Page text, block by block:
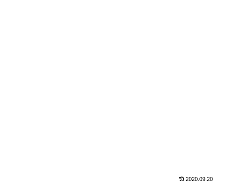
2020.09.20